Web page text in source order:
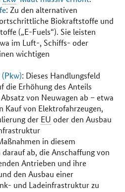
: Zu den alternativen
Biokraftstoffe und
(„E-Fuels“). Sie leisten
im Luft-, Schiffs- oder
wichtigen
: Dieses Handlungsfeld
die Erhöhung des Anteils
von Neuwagen ab – etwa
Kauf von Elektrofahrzeugen,
der EU oder den Ausbau
in diesem
ab, die Anschaffung von
Antrieben und ihre
den Ausbau einer
und Ladeinfrastruktur zu